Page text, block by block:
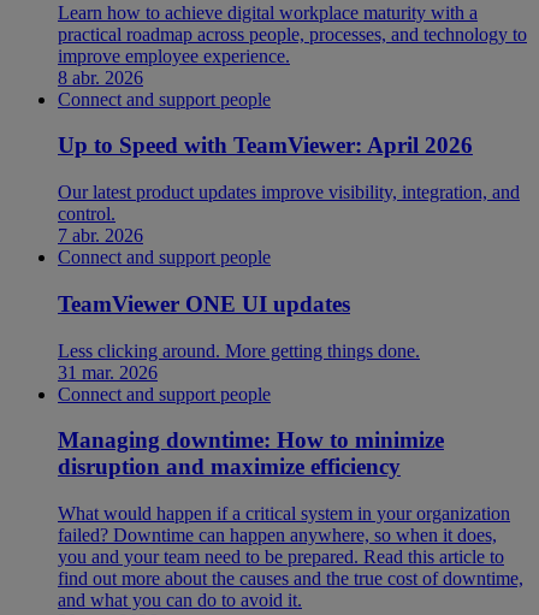
Learn how to achieve digital workplace maturity with a
practical roadmap across people, processes, and technology to
improve employee experience.
8 abr. 2026
Connect and support people
Up to Speed with TeamViewer: April 2026
Our latest product updates improve visibility, integration, and
control.
7 abr. 2026
Connect and support people
TeamViewer ONE UI updates
Less clicking around. More getting things done.
31 mar. 2026
Connect and support people
Managing downtime: How to minimize
disruption and maximize efficiency
What would happen if a critical system in your organization
failed? Downtime can happen anywhere, so when it does,
you and your team need to be prepared. Read this article to
find out more about the causes and the true cost of downtime,
and what you can do to avoid it.